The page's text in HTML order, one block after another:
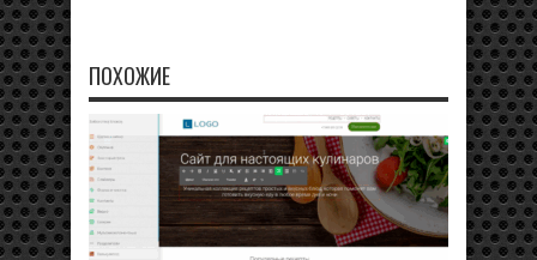
ПОХОЖИЕ